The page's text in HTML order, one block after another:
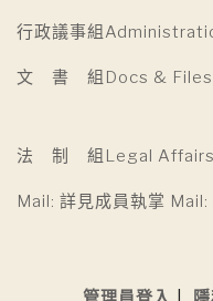
行政議事組
文 書 組Docs & Files
法 制 組Legal Affairs
Mail: 詳見成員執掌